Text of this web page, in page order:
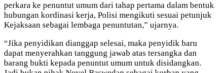
perkara ke penuntut umum dari tahap pertama dalam bentuk
hubungan kordinasi kerja, Polisi mengikuti sesuai petunjuk
Kejaksaan sebagai lembaga penuntutan,” ujarnya.
“Jika penyidikan dianggap selesai, maka penyidik baru
dapat menyerahkan tanggung jawab atas tersangka dan
barang bukti kepada penuntut umum untuk disidangkan.